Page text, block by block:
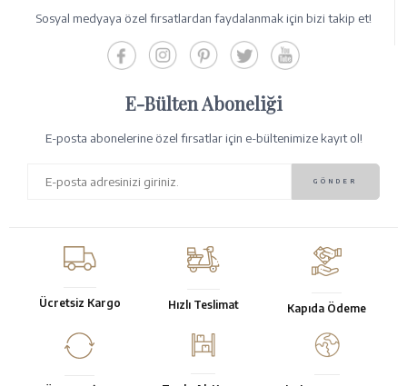
Sosyal medyaya özel fırsatlardan faydalanmak için bizi takip et!
E-Bülten Aboneliği
E-posta abonelerine özel fırsatlar için e-bültenimize kayıt ol!
Ücretsiz Kargo Hızlı Teslimat Kapıda Ödeme